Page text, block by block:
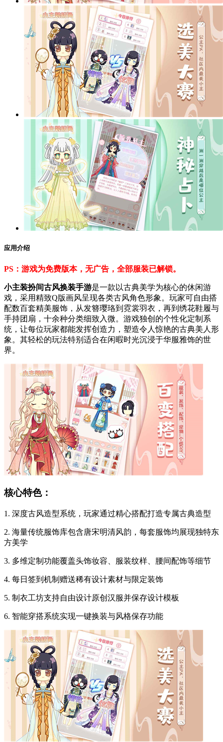
应用介绍
PS：游戏为免费版本，无广告，全部服装已解锁。
小主装扮间古风换装手游是一款以古典美学为核心的休闲游
戏，采用精致Q版画风呈现各类古风角色形象。玩家可自由搭
配数百套精美服饰，从发簪璎珞到霓裳羽衣，再到绣花鞋履与
手持团扇，十余种分类细致入微。游戏独创的个性化定制系
统，让每位玩家都能发挥创造力，塑造令人惊艳的古典美人形
象。其轻松的玩法特别适合在闲暇时光沉浸于华服雅饰的世
界。
核心特色：
1. 深度古风造型系统，玩家通过精心搭配打造专属古典造型
2. 海量传统服饰库包含唐宋明清风韵，每套服饰均展现独特东
方美学
3. 多维定制功能覆盖头饰妆容、服装纹样、腰间配饰等细节
4. 每日签到机制赠送稀有设计素材与限定装饰
5. 制衣工坊支持自由设计原创汉服并保存设计模板
6. 智能穿搭系统实现一键换装与风格保存功能